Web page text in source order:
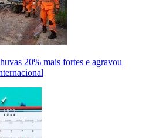
20% mais fortes e agravou